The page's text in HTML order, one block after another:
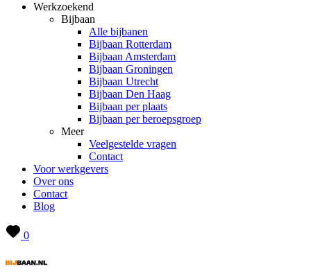
Werkzoekend
Bijbaan
Alle bijbanen
Bijbaan Rotterdam
Bijbaan Amsterdam
Bijbaan Groningen
Bijbaan Utrecht
Bijbaan Den Haag
Bijbaan per plaats
Bijbaan per beroepsgroep
Meer
Veelgestelde vragen
Contact
Voor werkgevers
Over ons
Contact
Blog
0